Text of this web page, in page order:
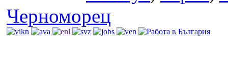
Черноморец